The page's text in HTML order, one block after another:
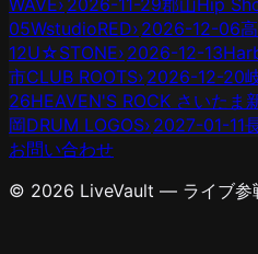
05WstudioRED› 2026-12-06
12U☆STONE› 2026-12-13
市CLUB ROOTS› 2026-12-20
26HEAVEN'S ROCK さいたま
岡DRUM LOGOS› 2027-01-11
お問い合わせ
© 2026 LiveVault — ライブ参